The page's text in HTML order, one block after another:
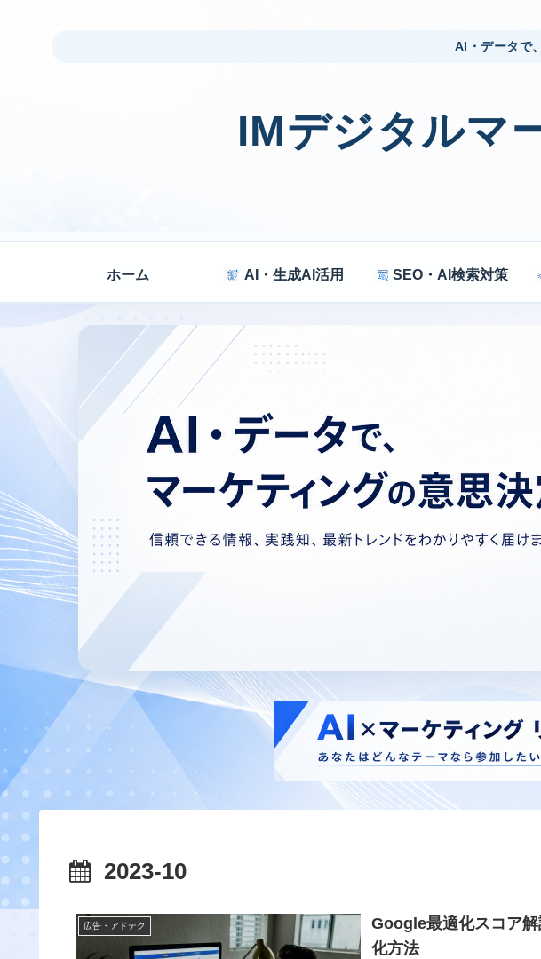
AI・データで
IMデジタルマ
ホーム AI・生成AI活用 SEO・AI検索対策
2023-10
広告・アドテク
Google最適化スコア
化方法